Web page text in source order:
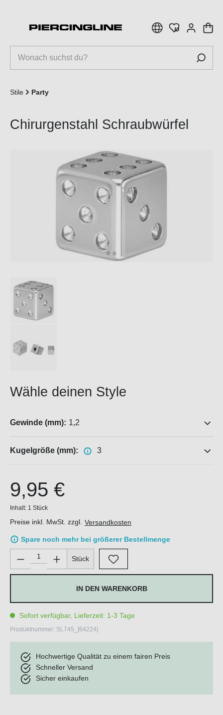
Stile Party
Chirurgenstahl Schraubwürfel
Wähle deinen Style
Gewinde (mm): 1,2
Kugelgröße (mm): 3
9,95 €
Inhalt: 1 Stück
Preise inkl. MwSt. zzgl. Versandkosten
Spare noch mehr bei größerer Bestellmenge
Produkt Anzahl: Gib den gewünschten Wert ein oder
Stück
IN DEN WARENKORB
Sofort verfügbar, Lieferzeit: 1-3 Tage
Produktnummer: SL745_[64224]
Hochwertige Qualität zu einem fairen Preis
Schneller Versand
Sicher einkaufen